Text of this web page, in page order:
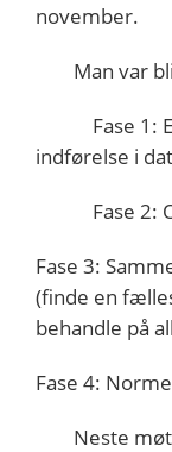
november.
Man var
Fase 1:
indførelse i
Fase 2:
Fase 3:
(finde en
behandle på
Fase 4:
Neste møte